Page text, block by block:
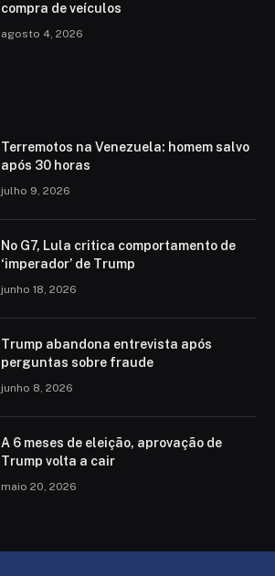
compra de veículos
agosto 4, 2026
Terremotos na Venezuela: homem salvo
após 30 horas
julho 9, 2026
No G7, Lula critica comportamento de
‘imperador’ de Trump
junho 18, 2026
Trump abandona entrevista após
perguntas sobre fraude
junho 8, 2026
A 6 meses de eleição, aprovação de
Trump volta a cair
maio 20, 2026